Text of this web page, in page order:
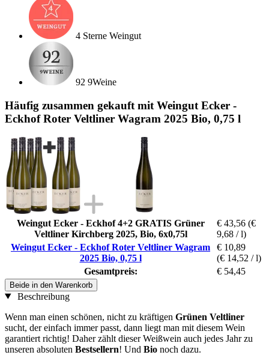
4 Sterne Weingut
92 9Weine
Häufig zusammen gekauft mit Weingut Ecker -
Eckhof Roter Veltliner Wagram 2025 Bio, 0,75 l
Weingut Ecker - Eckhof 4+2 GRATIS Grüner
Veltliner Kirchberg 2025, Bio, 6x0,75l
€ 43,56 (€
9,68 / l)
Weingut Ecker - Eckhof Roter Veltliner Wagram
2025 Bio, 0,75 l
€ 10,89
(€ 14,52 / l)
Gesamtpreis:
€ 54,45
Beide in den Warenkorb
Beschreibung
Wenn man einen schönen, nicht zu kräftigen Grünen Veltliner
sucht, der einfach immer passt, dann liegt man mit diesem Wein
garantiert richtig! Daher zählt dieser Weißwein auch jedes Jahr zu
unseren absoluten Bestsellern! Und Bio noch dazu.